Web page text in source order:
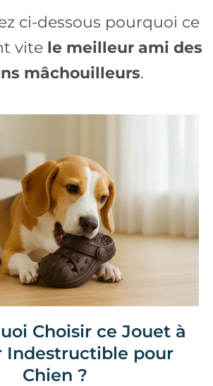
ci-dessous pourquoi ce
vite le meilleur ami des
mâchouilleurs.
Choisir ce Jouet à
Indestructible pour
Chien ?